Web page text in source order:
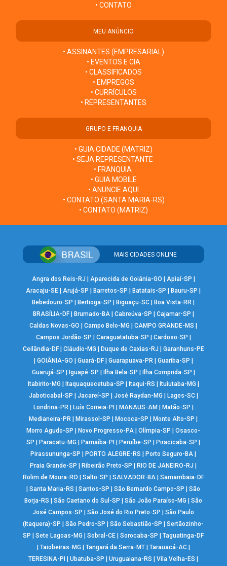
• CONTATO
MEU ANÚNCIO
• ASSINANTES (EMPRESARIAL)
• EVENTOS E CIA
• CLASSIFICADOS
• EMPREGOS
• CURRÍCULOS
• REPRESENTANTES
GRUPO E FRANQUIA
• GUIA CIDADE (MATRIZ)
• SEJA REPRESENTANTE
• FRANQUIA
• GUIA MOBILE
• ANUNCIE AQUI
• CONTATO (SANTA MARIA-RS)
• CONTATO (MATRIZ)
MAIS CIDADES ONLINE
Angra dos Reis-RJ Aparecida de Goiânia-GO Apiaí-SP
Aracaju-SE |Arujá-SP Barretos-SP Batatais-SP Bauru-SP
Bebedouro-SP
Bertioga-SP Biguaçu-SC Boa Vista-RR
BRASÍLIA-DF| Brumado-BA| Cabreúva-SP Cajamar-SP
Caldas Novas-GO
|Campo Belo-MG |CAMPO GRANDE-MS
Campos Jordão-SP
Caraguatatuba-SP Cardoso-SP
Ceilândia-DF| Cláudio-MG Duque de Caxias-RJ
Garanhuns-PE
GOIÂNIA-GO Guará-DF| Guarapuava-PR| Guariba-SP
Guarujá-SP
Iguapé-SP Ilha Bela-SP Ilha Comprida-SP
Itabirito-MG
Itaquaquecetuba-SP Itaqui-RS Ituiutaba-MG
Jaboticabal-SP
Jacareí-SP José Raydan-MG Lages-SC|
Londrina-PR| Luís Correia-PI MANAUS-AM Matão-SP
Medianeira-PR
Mirassol-SP Mococa-SP Monte Alto-SP
Morro Agudo-SP
Novo Progresso-PA |Olímpia-SP |Osasco-
SP
Paracatu-MG Parnaíba-PI Peruíbe-SP Piracicaba-SP
Pirassununga-SP
PORTO ALEGRE-RS Porto Seguro-BA
Praia Grande-SP
Ribeirão Preto-SP RIO DE JANEIRO-RJ
Rolim de Moura-RO
Salto-SP SALVADOR-BA| Samambaia-DF
|Santa Maria-RS |Santos-SP |São Bernardo Campo-SP |São
Borja-RS
|São Caetano do Sul-SP |São João Paraíso-MG |São
José Campos-SP
|São José do Rio Preto-SP |São Paulo
(Itaquera)-SP
|São Pedro-SP |São Sebastião-SP |Sertãozinho-
SP
|Sete Lagoas-MG |Sobral-CE |Sorocaba-SP |Taguatinga-DF
Taiobeiras-MG Tangará da Serra-MT| Tarauacá-AC|
TERESINA-PI
|Ubatuba-SP |Uruguaiana-RS |Vila Velha-ES